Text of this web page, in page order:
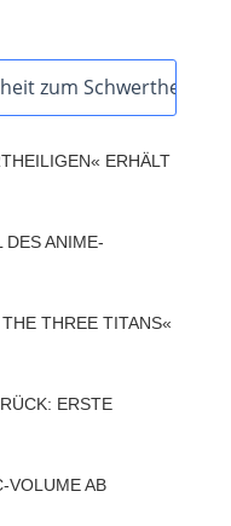
zum
ERHÄLT
ANIME-
THREE TITANS«
ERSTE
VOLUME AB